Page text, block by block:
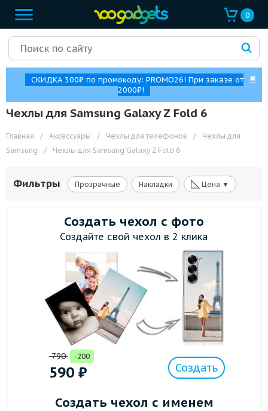
0
СКИДКА 300₽ по промокоду: PROMO26! При заказе от
2000₽!
✖
Чехлы для Samsung Galaxy Z Fold 6
Главная / Аксессуары / Чехлы для телефонов /
Чехлы для
Samsung
/ Чехлы для Samsung Galaxy Z Fold 6
Фильтры Прозрачные Накладки ◺ Цена ▼
Создать чехол с фото
Создайте свой чехол в 2 клика
790 -200
590 ₽ Создать
Создать чехол с именем